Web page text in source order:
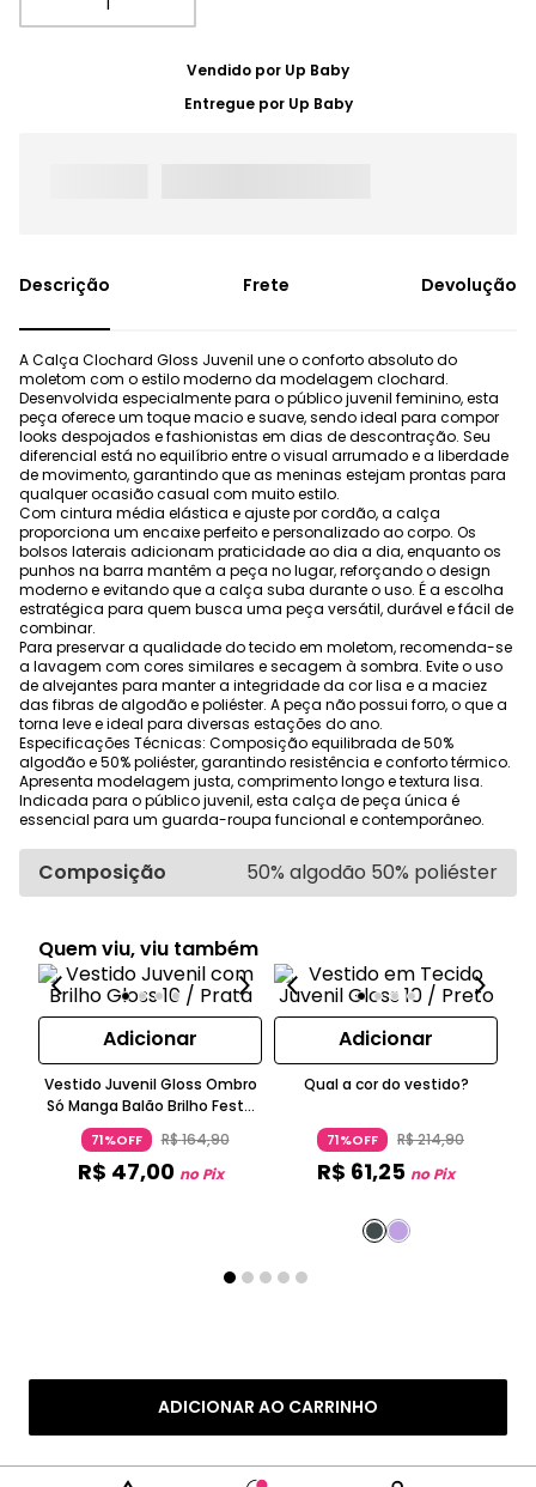
ADICIONAR AO CARRINHO
Vendido por Up Baby
Entregue por Up Baby
Frete Devolução
A Calça Clochard Gloss Juvenil une o conforto absoluto do
moletom com o estilo moderno da modelagem clochard.
Desenvolvida especialmente para o público juvenil feminino, esta
peça oferece um toque macio e suave, sendo ideal para compor
looks despojados e fashionistas em dias de descontração. Seu
diferencial está no equilíbrio entre o visual arrumado e a liberdade
de movimento, garantindo que as meninas estejam prontas para
qualquer ocasião casual com muito estilo.
Com cintura média elástica e ajuste por cordão, a calça
proporciona um encaixe perfeito e personalizado ao corpo. Os
bolsos laterais adicionam praticidade ao dia a dia, enquanto os
punhos na barra mantêm a peça no lugar, reforçando o design
moderno e evitando que a calça suba durante o uso. É a escolha
estratégica para quem busca uma peça versátil, durável e fácil de
combinar.
Para preservar a qualidade do tecido em moletom, recomenda-se
a lavagem com cores similares e secagem à sombra. Evite o uso
de alvejantes para manter a integridade da cor lisa e a maciez
das fibras de algodão e poliéster. A peça não possui forro, o que a
torna leve e ideal para diversas estações do ano.
Especificações Técnicas: Composição equilibrada de 50%
algodão e 50% poliéster, garantindo resistência e conforto térmico.
Apresenta modelagem justa, comprimento longo e textura lisa.
Indicada para o público juvenil, esta calça de peça única é
essencial para um guarda-roupa funcional e contemporâneo.
Composição 50% algodão 50% poliéster
Quem viu, viu também
Adicionar
Vestido Juvenil Gloss Ombro
Só Manga Balão Brilho Festa
Prateado
71%OFF R$164,90
R$ 47,00 no Pix
Adicionar
Qual a cor do vestido?
71%OFF R$214,90
R$ 61,25 no Pix